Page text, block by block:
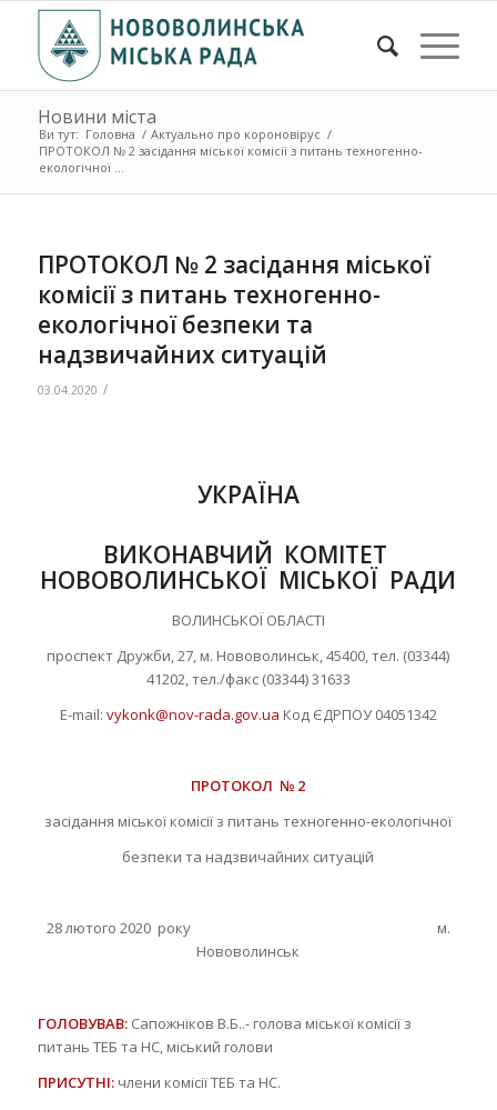
Новини міста
Ви тут: Головна / Актуально про короновірус /
ПРОТОКОЛ № 2 засідання міської комісії з питань техногенно-
екологічної ...
ПРОТОКОЛ № 2 засідання міської
комісії з питань техногенно-
екологічної безпеки та
надзвичайних ситуацій
03.04.2020 /
УКРАЇНА
ВИКОНАВЧИЙ КОМІТЕТ
НОВОВОЛИНСЬКОЇ МІСЬКОЇ РАДИ
ВОЛИНСЬКОЇ ОБЛАСТІ
проспект Дружби, 27, м. Нововолинськ, 45400, тел. (03344)
41202, тел./факс (03344) 31633
Е-mail: vykonk@nov-rada.gov.ua Код ЄДРПОУ 04051342
ПРОТОКОЛ № 2
засідання міської комісії з питань техногенно-екологічної
безпеки та надзвичайних ситуацій
28 лютого 2020 року м.
Нововолинськ
ГОЛОВУВАВ:Сапожніков В.Б..- голова міської комісії з
питань ТЕБ та НС, міський голови
ПРИСУТНІ:члени комісії ТЕБ та НС.